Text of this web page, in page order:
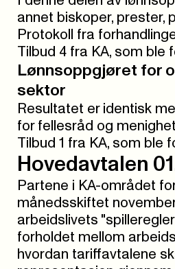
annet biskoper, prester,
Protokoll fra
Tilbud 4 fra KA, som
Lønnsoppgjøret for
sektor
Resultatet er identisk
for fellesråd og
Tilbud 1 fra KA, som ble
Hovedavtalen
Partene i KA-området
månedsskiftet
arbeidslivets
forholdet mellom
hvordan tariffavtalene